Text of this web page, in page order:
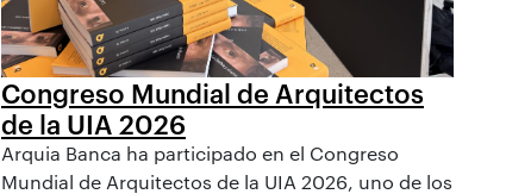
Congreso Mundial de Arquitectos
de la UIA 2026
Arquia Banca ha participado en el Congreso
Mundial de Arquitectos de la UIA 2026, uno de los